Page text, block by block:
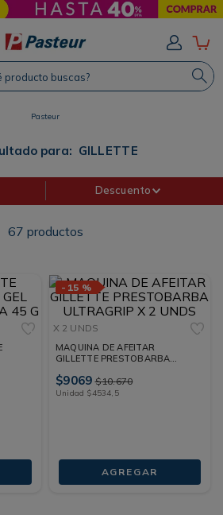
Pasteur
para: GILLETTE
Descuento
67 productos
- 15 %
X 2 UNDS
MAQUINA DE AFEITAR
GILLETTE PRESTOBARBA
$9069 $10.670
Unidad $4534 5
AGREGAR